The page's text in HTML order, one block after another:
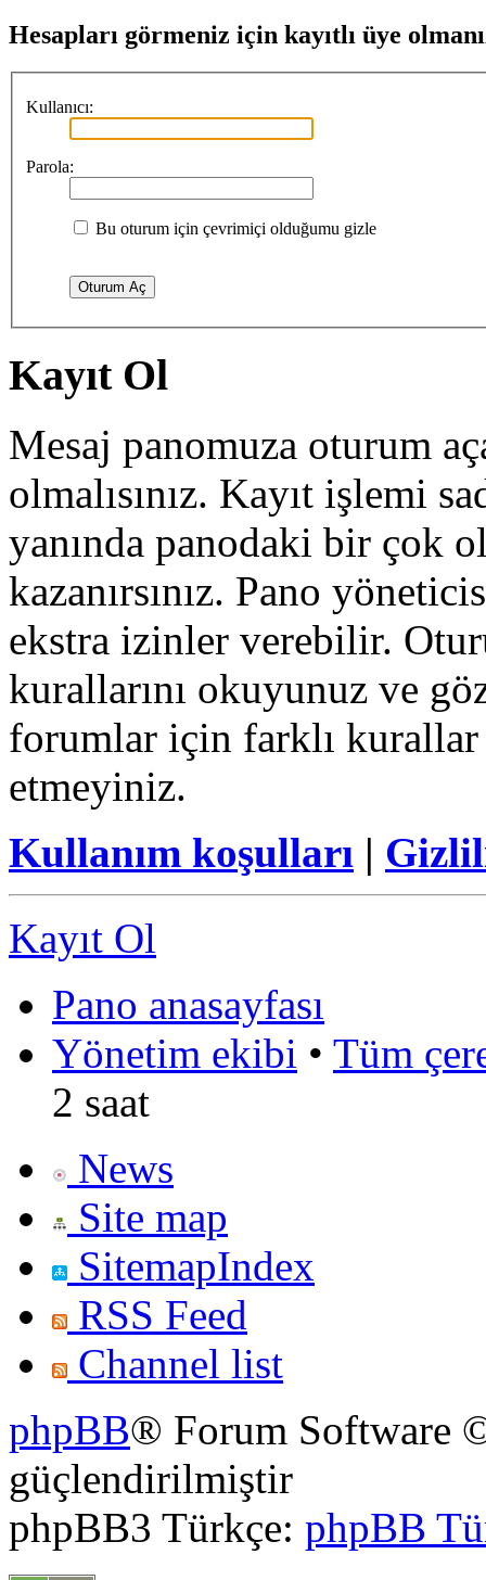
Hesapları görmeniz için kayıtlı üye
Kullanıcı:
Parola:
Bu oturum için çevrimiçi olduğumu gizle
Kayıt Ol
Mesaj panomuza oturum
olmalısınız. Kayıt işlemi
yanında panodaki bir çok
kazanırsınız. Pano
ekstra izinler verebilir.
kurallarını okuyunuz ve
forumlar için farklı kurallar
etmeyiniz.
Kullanım koşulları |
Kayıt Ol
Pano anasayfası
Yönetim ekibi • Tüm
2 saat
News
Site map
SitemapIndex
RSS Feed
Channel list
phpBB® Forum Software
güçlendirilmiştir
phpBB3 Türkçe: phpBB